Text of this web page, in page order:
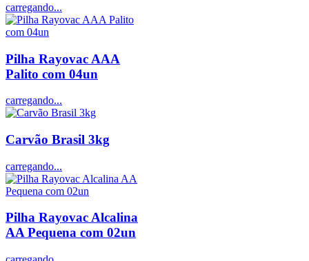
carregando...
Pilha Rayovac AAA
Palito com 04un
carregando...
Carvão Brasil 3kg
carregando...
Pilha Rayovac Alcalina
AA Pequena com 02un